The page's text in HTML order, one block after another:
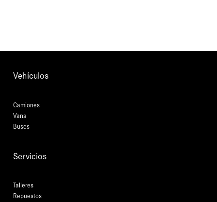
Vehículos
Camiones
Vans
Buses
Servicios
Talleres
Repuestos